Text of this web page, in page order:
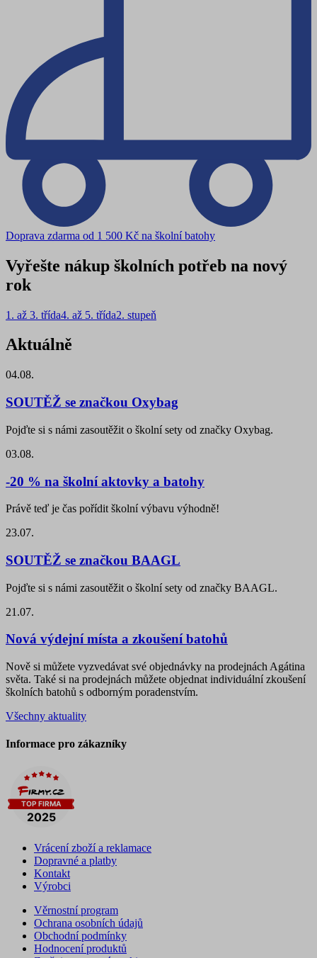
Doprava zdarma od 1 500 Kč na školní batohy
Vyřešte nákup školních potřeb na nový
rok
1. až 3. třída4. až 5. třída2. stupeň
Aktuálně
04.08.
SOUTĚŽ se značkou Oxybag
Pojďte si s námi zasoutěžit o školní sety od značky Oxybag.
03.08.
-20 % na školní aktovky a batohy
Právě teď je čas pořídit školní výbavu výhodně!
23.07.
SOUTĚŽ se značkou BAAGL
Pojďte si s námi zasoutěžit o školní sety od značky BAAGL.
21.07.
Nová výdejní místa a zkoušení batohů
Nově si můžete vyzvedávat své objednávky na prodejnách Agátina
světa. Také si na prodejnách můžete objednat individuální zkoušení
školních batohů s odborným poradenstvím.
Všechny aktuality
Informace pro zákazníky
Vrácení zboží a reklamace
Dopravné a platby
Kontakt
Výrobci
Věrnostní program
Ochrana osobních údajů
Obchodní podmínky
Hodnocení produktů